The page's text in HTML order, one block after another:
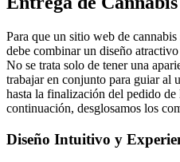
Para que un sitio web de
debe combinar un diseño
No se trata solo de tener una
trabajar en conjunto para guiar al
hasta la finalización del pedido
continuación, desglosamos los
Diseño Intuitivo y